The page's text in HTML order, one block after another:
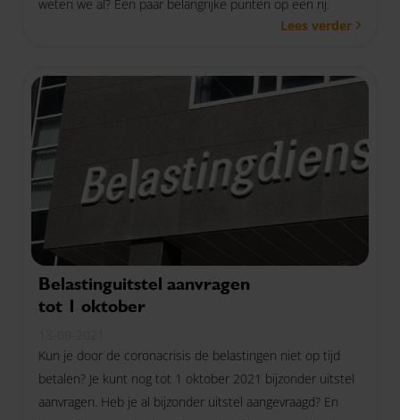
weten we al? Een paar belangrijke punten op een rij.
Lees verder
Belastinguitstel aanvragen
tot 1 oktober
Kun je door de coronacrisis de belastingen niet op tijd
betalen? Je kunt nog tot 1 oktober 2021 bijzonder uitstel
aanvragen. Heb je al bijzonder uitstel aangevraagd? En